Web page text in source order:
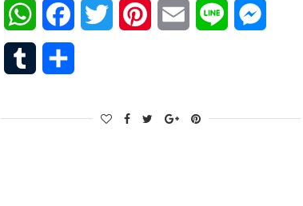
WhatsAppFacebookTwitter PinterestEmail Line
Tumblr